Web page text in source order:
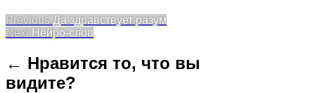
Post
navigation
Previous Previous
post:
Да здравствует разум
Next Next
Нейро-слоп
← Нравится то, что вы
видите?